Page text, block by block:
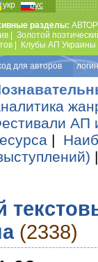
укр рус
разделы:
Золотой
Клубы АП Украины
для авторов
АП
|
(2338)